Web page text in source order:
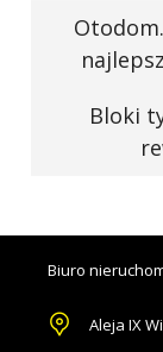
Bloki
Biuro
Aleja IX